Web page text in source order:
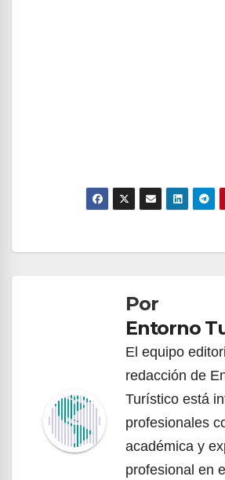
entradasPor
Entorno
El equipo
redacción de
Turístico está
profesionales
académica y
profesional en